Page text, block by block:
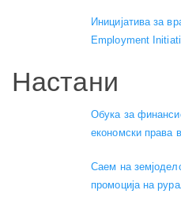
Иницијатива за
Employment
Настани
Обука за
економски права
Саем на
промоција на